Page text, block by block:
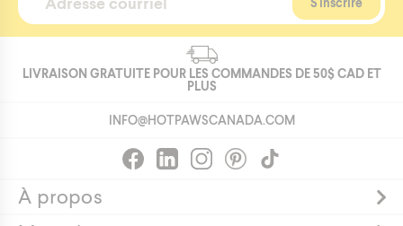
INFO@HOTPAWSCANADA.COM
LIVRAISON GRATUITE POUR LES COMMANDES DE50$CAD ET
PLUS
À propos